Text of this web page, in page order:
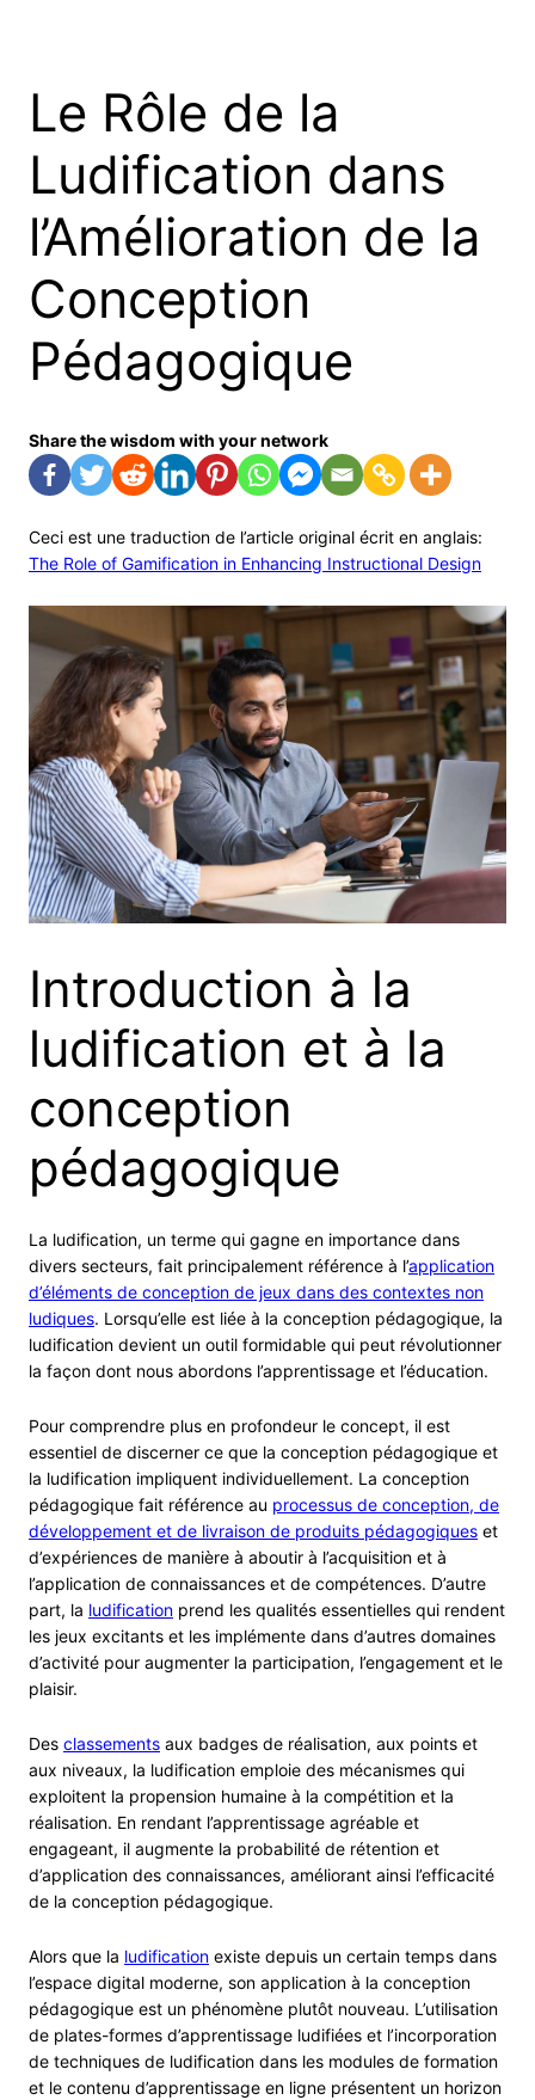
Le Rôle de la
Ludification dans
l’Amélioration de la
Conception
Pédagogique
Share the wisdom with your network
Ceci est une traduction de l’article original écrit en anglais:
The Role of Gamification in Enhancing Instructional Design
Introduction à la
ludification et à la
conception
pédagogique
La ludification, un terme qui gagne en importance dans
divers secteurs, fait principalement référence à l’application
d’éléments de conception de jeux dans des contextes non
ludiques. Lorsqu’elle est liée à la conception pédagogique, la
ludification devient un outil formidable qui peut révolutionner
la façon dont nous abordons l’apprentissage et l’éducation.
Pour comprendre plus en profondeur le concept, il est
essentiel de discerner ce que la conception pédagogique et
la ludification impliquent individuellement. La conception
pédagogique fait référence au processus de conception, de
développement et de livraison de produits pédagogiques et
d’expériences de manière à aboutir à l’acquisition et à
l’application de connaissances et de compétences. D’autre
part, la ludification prend les qualités essentielles qui rendent
les jeux excitants et les implémente dans d’autres domaines
d’activité pour augmenter la participation, l’engagement et le
plaisir.
Des classements aux badges de réalisation, aux points et
aux niveaux, la ludification emploie des mécanismes qui
exploitent la propension humaine à la compétition et la
réalisation. En rendant l’apprentissage agréable et
engageant, il augmente la probabilité de rétention et
d’application des connaissances, améliorant ainsi l’efficacité
de la conception pédagogique.
Alors que la ludification existe depuis un certain temps dans
l’espace digital moderne, son application à la conception
pédagogique est un phénomène plutôt nouveau. L’utilisation
de plates-formes d’apprentissage ludifiées et l’incorporation
de techniques de ludification dans les modules de formation
et le contenu d’apprentissage en ligne présentent un horizon